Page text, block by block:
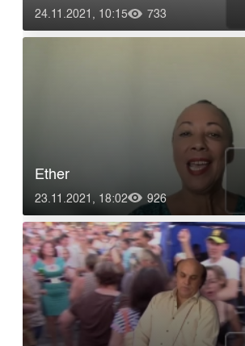
24.11.2021, 10:15 733
23.11.2021, 18:02 926
Ether